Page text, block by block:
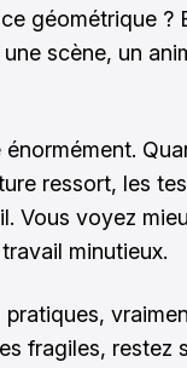
ce géométrique ?
scène, un
énormément.
ressort, les
Vous voyez
minutieux.
fragiles, restez